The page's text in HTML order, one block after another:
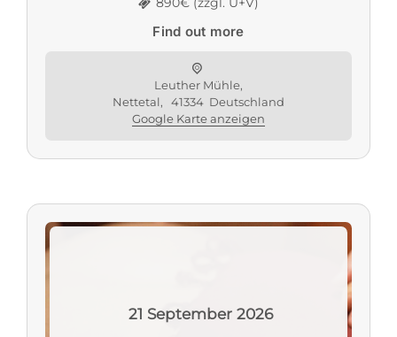
Find out more
Leuther Mühle,
Nettetal, 41334 Deutschland
Google Karte anzeigen
21 September 2026